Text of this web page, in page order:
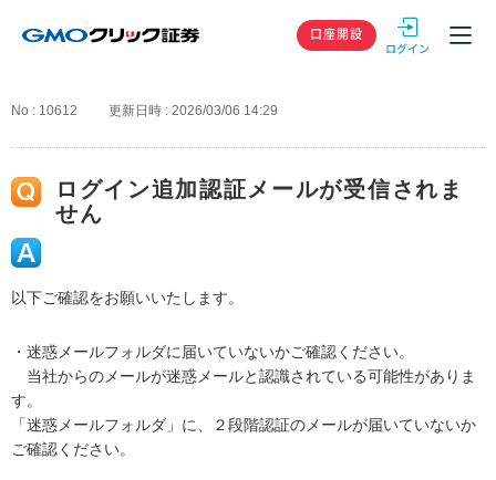
GMOクリック
口座開設
No : 10612 更新日時 : 2026/03/06 14:29
ログイン追加認証メールが受信されま
せん
以下ご確認をお願いいたします。
・迷惑メールフォルダに届いていないかご確認ください。
当社からのメールが迷惑メールと認識されている可能性がありま
す。
「迷惑メールフォルダ」に、２段階認証のメールが届いていないか
ご確認ください。